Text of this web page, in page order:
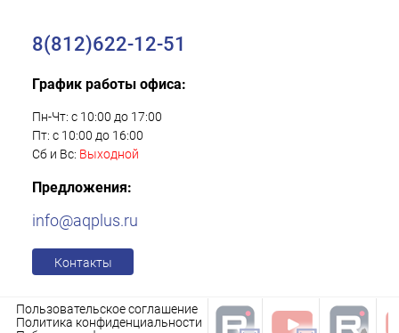
8(812)622-12-51
График работы офиса:
Пн-Чт: с 10:00 до 17:00
Пт: с 10:00 до 16:00
Сб и Вс: Выходной
Предложения:
info@aqplus.ru
Контакты
Пользовательское соглашение
Политика конфиденциальности